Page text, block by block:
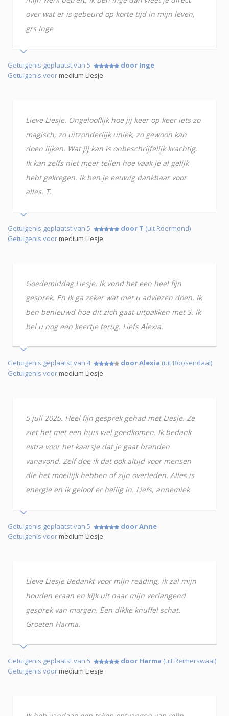
over wat er is gebeurd op korte tijd in mijn leven,
grs Inge
Getuigenis geplaatst van 5
door Inge
Getuigenis voormedium Liesje
Lieve Liesje. Ongelooflijk hoe jij keer op keer iets zo
magisch, zo uitzonderlijk uniek, zo gewoon kan
doen lijken. Wat jij kan is onbeschrijfelijk krachtig.
Ik kan zelfs niet meer tellen hoe vaak je al gelijk
hebt gekregen. Ik ben je eeuwig dankbaar voor
alles. T.
Getuigenis geplaatst van 5 door T (uit Roermond)
Getuigenis voormedium Liesje
Goedemiddag Liesje. Ik vond het een heel fijn
gesprek. En ik ga zeker wat met u adviezen doen. Ik
ben benieuwd hoe dit zich gaat uitpakken met S. Ik
bel u nog een keertje terug. Liefs Alexia.
Getuigenis geplaatst van 4 door Alexia (uit Roosendaal)
Getuigenis voormedium Liesje
5 juli 2025. Heel fijn gesprek gehad met Liesje. Ze
ziet het met een huis wel goedkomen. Ik bedank
extra voor het kaarsje dat je gaat branden
vanavond. Zelf doe ik dat ook altijd voor mensen
die het moeilijk hebben of zijn overleden. Alles is
energie en ik geloof er heilig in. Liefs, annemiek
Getuigenis geplaatst van 5
door Anne
Getuigenis voormedium Liesje
Lieve Liesje Bedankt voor mijn reading, ik zal mijn
houden eraan en kijk uit naar mijn verlangend
gesprek van morgen. Een dikke knuffel schat.
Groeten Harma.
Getuigenis geplaatst van 5 door Harma (uit Reimerswaal)
Getuigenis voormedium Liesje